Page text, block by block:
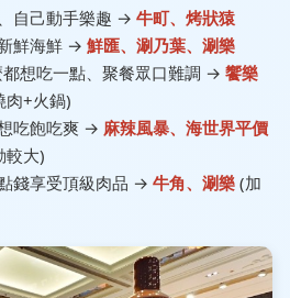
自己動手樂趣 → 牛町、烤狀猿
鮮海鮮 → 鮮匯、涮乃葉、涮樂
想吃一點、聚餐眾口難調 → 饗樂
+火鍋)
吃飽吃爽 → 麻辣風暴、海世界平價
較大)
錢享受頂級肉品 → 牛角、涮樂 (加